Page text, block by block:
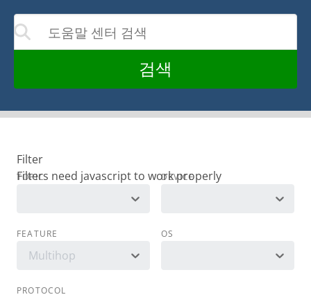
도움말 센터 검색
업데이트됩니다
검색
Filter
TOPIC DEVICE
FEATURE
Multihop
OS
PROTOCOL